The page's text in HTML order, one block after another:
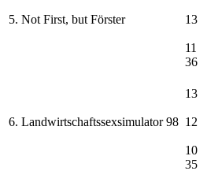
5. Not First, but Förster 13
11
36
6. Landwirtschaftssexsimulator 98
13
12
10
35